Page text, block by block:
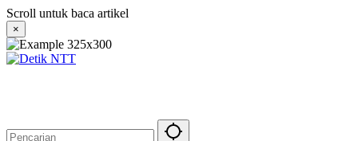
Langsung
ke
konten
Scroll untuk baca artikel
×